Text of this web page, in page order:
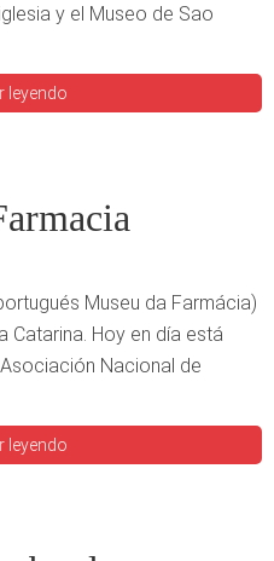
y el Museo de Sao
leyendo
Museu da Farmácia)
Catarina. Hoy en día está
Nacional de
leyendo